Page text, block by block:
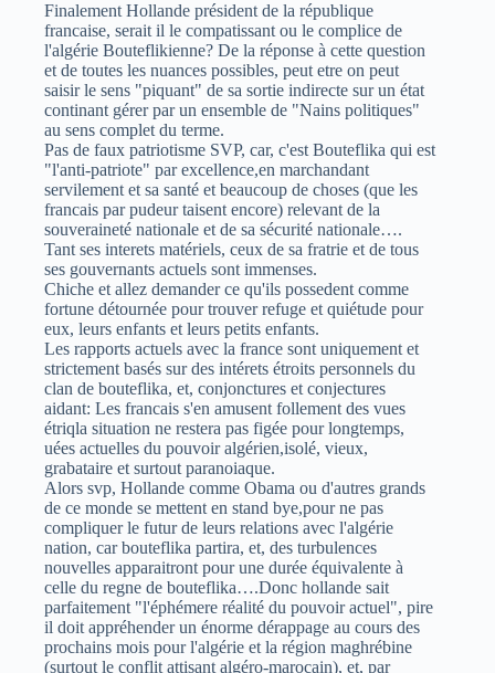
Finalement Hollande président de la république
francaise, serait il le compatissant ou le complice de
l'algérie Bouteflikienne? De la réponse à cette question
et de toutes les nuances possibles, peut etre on peut
saisir le sens "piquant" de sa sortie indirecte sur un état
continant gérer par un ensemble de "Nains politiques"
au sens complet du terme.
Pas de faux patriotisme SVP, car, c'est Bouteflika qui est
"l'anti-patriote" par excellence,en marchandant
servilement et sa santé et beaucoup de choses (que les
francais par pudeur taisent encore) relevant de la
souveraineté nationale et de sa sécurité nationale….
Tant ses interets matériels, ceux de sa fratrie et de tous
ses gouvernants actuels sont immenses.
Chiche et allez demander ce qu'ils possedent comme
fortune détournée pour trouver refuge et quiétude pour
eux, leurs enfants et leurs petits enfants.
Les rapports actuels avec la france sont uniquement et
strictement basés sur des intérets étroits personnels du
clan de bouteflika, et, conjonctures et conjectures
aidant: Les francais s'en amusent follement des vues
étriqla situation ne restera pas figée pour longtemps,
uées actuelles du pouvoir algérien,isolé, vieux,
grabataire et surtout paranoiaque.
Alors svp, Hollande comme Obama ou d'autres grands
de ce monde se mettent en stand bye,pour ne pas
compliquer le futur de leurs relations avec l'algérie
nation, car bouteflika partira, et, des turbulences
nouvelles apparaitront pour une durée équivalente à
celle du regne de bouteflika….Donc hollande sait
parfaitement "l'éphémere réalité du pouvoir actuel", pire
il doit appréhender un énorme dérappage au cours des
prochains mois pour l'algérie et la région maghrébine
(surtout le conflit attisant algéro-marocain), et, par